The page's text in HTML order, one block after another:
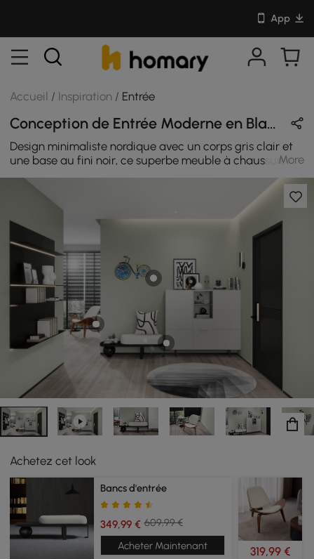
App
Accueil / Inspiration / Entrée
Conception de Entrée Moderne en Blanc / Naturel / Noir avec En Bois & Cuir
Design minimaliste nordique avec un corps gris clair et
une base au fini noir, ce superbe meuble à chaussures
apporte de nombreuses fonctions à n'importe quelle
pièce. Doté de portes pivotantes, d'un repose-pieds plié
et d'un espace dissimulé pour ranger de nombreuses
paires de chaussures, ce rangement à chaussures
pratique crée un environnement propre et sans
encombrement. Il vous permet de ranger facilement des
bottes, des talons, des baskets, des chaussures plates et
vos autres collections de chaussures. Fabriqué en MDF
durable, il vous permet de ranger soigneusement vos
chaussures tout en accentuant l'esthétique de votre
espace.
More
Achetez cet look
Bancs d'entrée
349,99 € 609,99 €
Acheter Maintenant
319,99 €